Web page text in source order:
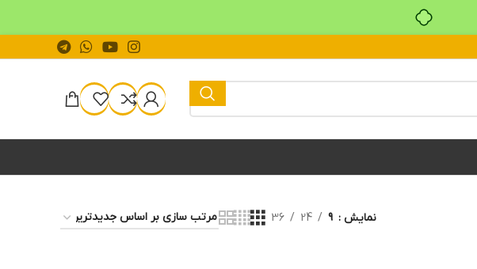
نمایش 9
24
36